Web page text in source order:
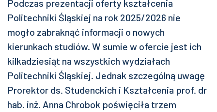
Podczas prezentacji oferty kształcenia
Politechniki Śląskiej na rok 2025/2026 nie
mogło zabraknąć informacji o nowych
kierunkach studiów. W sumie w ofercie jest ich
kilkadziesiąt na wszystkich wydziałach
Politechniki Śląskiej. Jednak szczególną uwagę
Prorektor ds. Studenckich i Kształcenia prof. dr
hab. inż. Anna Chrobok poświęciła trzem